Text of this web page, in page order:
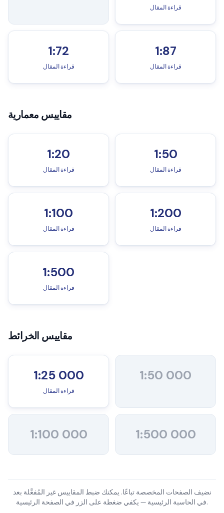
قراءة المقال
1:72
قراءة المقال
1:87
قراءة المقال
مقاييس معمارية
1:20
قراءة المقال
1:50
قراءة المقال
1:100
قراءة المقال
1:200
قراءة المقال
1:500
قراءة المقال
مقاييس الخرائط
1:25 000
قراءة المقال
1:50 000
1:100 000 1:500 000
نضيف الصفحات المخصصة تباعًا. يمكنك ضبط المقاييس غير المُفعَّلة بعد
في الحاسبة الرئيسية — يكفي ضغطة على الزر في الصفحة الرئيسية.